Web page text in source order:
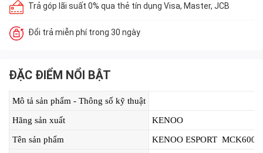
Trả góp lãi suất 0% qua thẻ tín dụng Visa, Master, JCB
Đổi trả miễn phí trong 30 ngày
ĐẶC ĐIỂM NỔI BẬT
Mô tả sản phẩm - Thông số kỹ thuật
Hãng sản xuất KENOO
Tên sản phẩm KENOO ESPORT MCK600